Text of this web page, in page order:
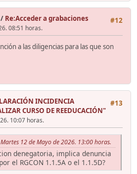
#12
/ Re:Acceder a grabaciones
08:51 horas.
a las diligencias para las que son
#13
INCIDENCIA
CURSO DE REEDUCACIÓN"
10:07 horas.
12 de Mayo de 2026. 13:00 horas.
denegatoria, implica denuncia
el RGCON 1.1.5A o el 1.1.5D?